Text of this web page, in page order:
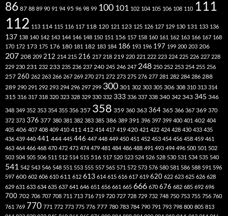
86 87 88 89 90 91 94 95 96 98 99 100 101 102 104 105 106 108 110 111
112 113 114 115 116 117 118 120 121 123 125 126 127 129 130 131 133 136
137 138 140 142 143 144 146 148 150 151 156 157 158 160 161 162 163 166 167 168
170 172 173 175 176 180 181 182 183 184 186 193 196 197 199 200 203 206
207 208 209 212 214 215 216 217 218 219 220 221 222 223 224 225 226 227 228
229 230 231 232 233 235 236 237 240 245 246 247 248 250 252 253 254 255 256
257 260 262 263 266 267 269 270 271 272 273 275 276 277 281 282 284 286 288
289 290 291 292 293 294 296 297 299 300 301 302 303 305 306 308 310 313 314
315 316 317 318 320 323 328 329 330 332 333 336 337 338 340 342 343 345 346
348 349 352 353 354 355 356 357 358 359 360 363 364 365 366 367 369 370
372 373 376 377 380 381 382 383 385 386 389 391 396 397 399 400 401 402 404
405 406 407 408 409 410 411 412 414 417 419 420 421 422 424 428 430 433 435
436 439 440 441 444 445 446 447 448 449 450 451 452 453 454 456 458 459 461
463 464 466 468 470 472 473 474 479 481 484 486 488 491 493 494 496 500 501 502
503 504 505 506 511 512 514 515 516 517 520 523 524 526 528 530 531 534 535 540
541 542 543 546 548 551 553 555 557 565 571 572 573 576 580 581 586 588 591 596
597 600 602 606 610 611 612 613 614 615 616 617 619 620 622 623 625 626 628
629 631 633 634 635 637 641 646 651 656 661 665 666 670 676 682 685 692 696
700 702 706 707 708 711 713 716 719 720 727 728 729 732 748 750 753 755 756 760
761 769 770 771 772 773 775 776 777 780 783 784 790 791 793 798 800 805 813